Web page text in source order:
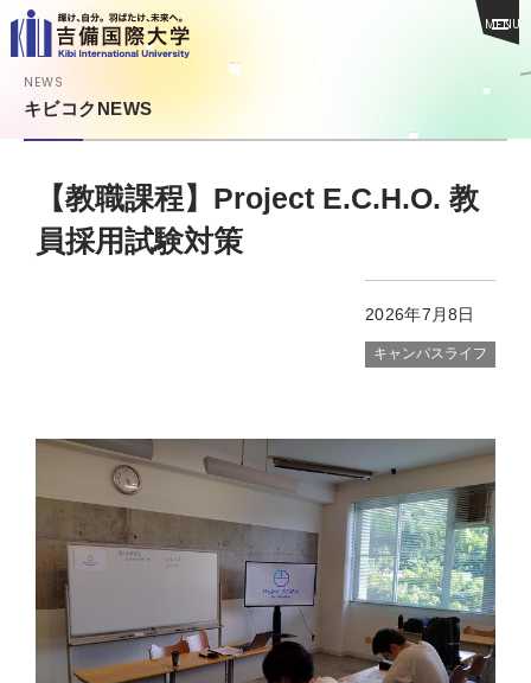
MENU
NEWS
キビコクNEWS
【教職課程】Project E.C.H.O. 教
員採用試験対策
2026年7月8日
キャンパスライフ